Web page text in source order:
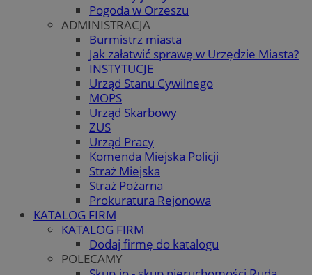
Pogoda w Orzeszu
ADMINISTRACJA
Burmistrz miasta
Jak załatwić sprawę w Urzędzie Miasta?
INSTYTUCJE
Urząd Stanu Cywilnego
MOPS
Urząd Skarbowy
ZUS
Urząd Pracy
Komenda Miejska Policji
Straż Miejska
Straż Pożarna
Prokuratura Rejonowa
KATALOG FIRM
KATALOG FIRM
Dodaj firmę do katalogu
POLECAMY